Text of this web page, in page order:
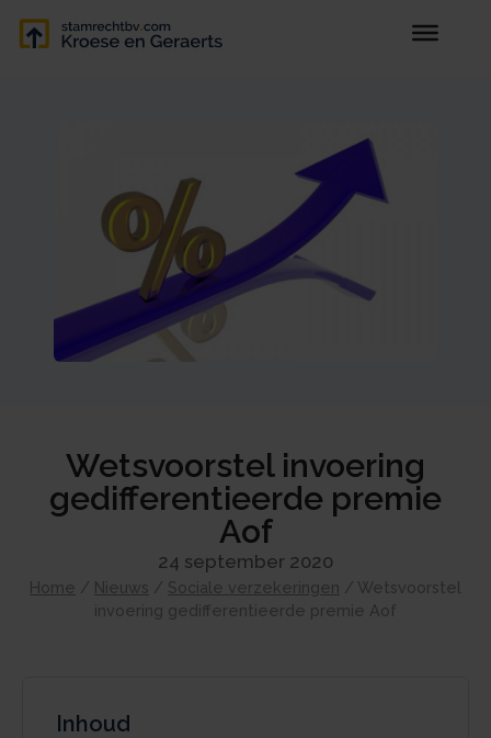
Wetsvoorstel invoering
gedifferentieerde premie
Aof
24 september 2020
Home / Nieuws / Sociale verzekeringen / Wetsvoorstel
invoering gedifferentieerde premie Aof
Inhoud